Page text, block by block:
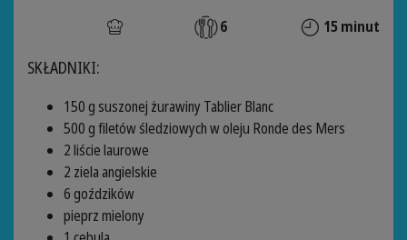
6 15 minut
SKŁADNIKI:
150 g suszonej żurawiny Tablier Blanc
500 g filetów śledziowych w oleju Ronde des Mers
2 liście laurowe
2 ziela angielskie
6 goździków
pieprz mielony